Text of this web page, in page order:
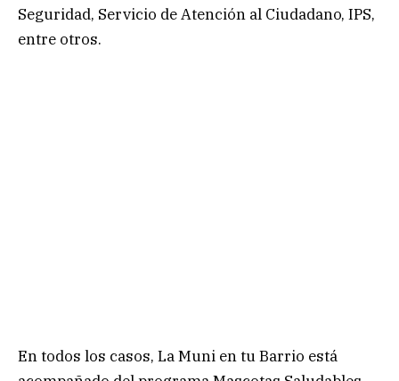
Seguridad, Servicio de Atención al Ciudadano, IPS,
entre otros.
En todos los casos, La Muni en tu Barrio está